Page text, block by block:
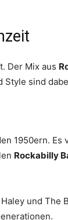
Der Mix aus
Style sind
1950ern. Es
Rockabilly
und The